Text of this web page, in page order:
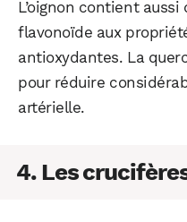
L’oignon contient aussi
flavonoïde aux
antioxydantes. La
pour réduire
artérielle.
4. Les